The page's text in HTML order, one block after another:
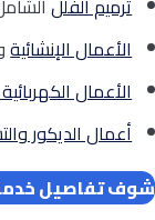
الأعمال الإنشائية
الأعمال
أعمال الديكور
شوف تفاصيل